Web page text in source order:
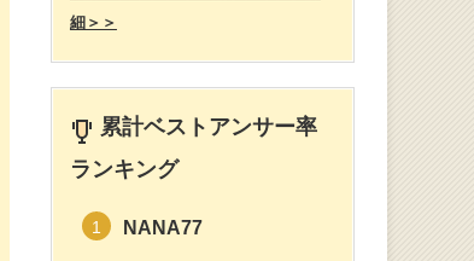
細＞＞
累計ベストアンサー率
ランキング
1 NANA77